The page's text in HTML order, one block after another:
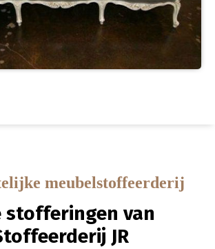
meubelstoffeerderij
stofferingen van
JR